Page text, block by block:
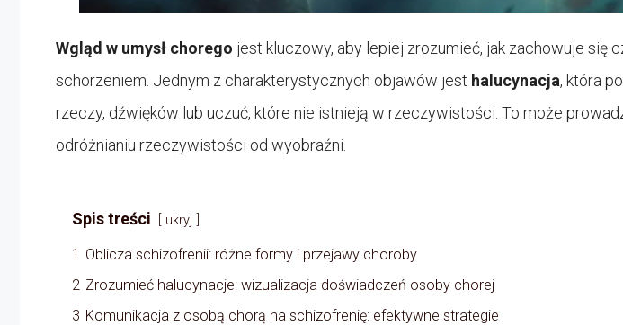
Wgląd w umysł chorego jest kluczowy, aby lepiej zrozumieć, jak zachowuje się
schorzeniem. Jednym z charakterystycznych objawów jest halucynacja, która
rzeczy, dźwięków lub uczuć, które nie istnieją w rzeczywistości. To może
odróżnianiu rzeczywistości od wyobraźni.
Spis treści ukryj
1 Oblicza schizofrenii: różne formy i przejawy choroby
2 Zrozumieć halucynacje: wizualizacja doświadczeń osoby chorej
3 Komunikacja z osobą chorą na schizofrenię: efektywne strategie